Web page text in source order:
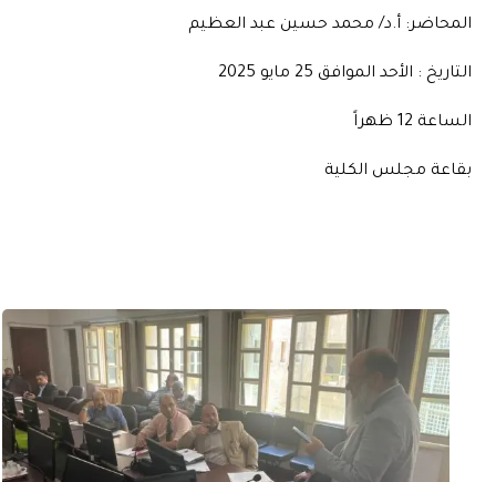
المحاضر: أ.د/ محمد حسين عبد العظيم
التاريخ : الأحد الموافق 25 مايو 2025
الساعة 12 ظهراً
بقاعة مجلس الكلية